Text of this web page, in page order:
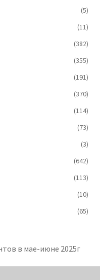
(5)
(11)
(382)
(355)
(191)
(370)
(114)
(73)
(3)
(642)
(113)
(10)
(65)
в мае-июне 2025г